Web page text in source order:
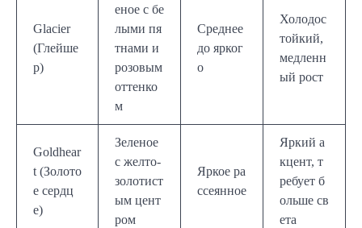
Glacier
(Глейше
р)
еное с бе
лыми пя
тнами и
розовым
оттенко
м
Среднее
до ярког
о
Холодос
тойкий,
медленн
ый рост
Goldhear
t (Золото
е сердц
е)
Зеленое
с желто-
золотист
ым цент
ром
Яркое ра
ссеянное
Яркий а
кцент, т
ребует б
ольше св
ета